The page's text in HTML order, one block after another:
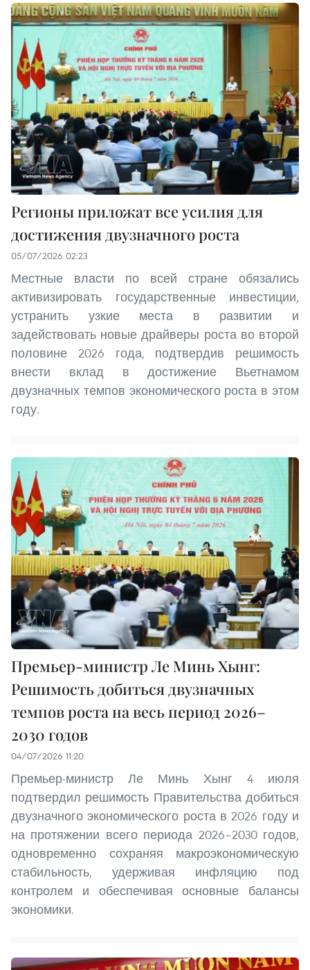
Регионы приложат все усилия для
достижения двузначного роста
05/07/2026 02:23
Местные власти по всей стране обязались
активизировать государственные инвестиции,
устранить узкие места в развитии и
задействовать новые драйверы роста во второй
половине 2026 года, подтвердив решимость
внести вклад в достижение Вьетнамом
двузначных темпов экономического роста в этом
году.
Премьер-министр Ле Минь Хынг:
Решимость добиться двузначных
темпов роста на весь период 2026–
2030 годов
04/07/2026 11:20
Премьер-министр Ле Минь Хынг 4 июля
подтвердил решимость Правительства добиться
двузначного экономического роста в 2026 году и
на протяжении всего периода 2026–2030 годов,
одновременно сохраняя макроэкономическую
стабильность, удерживая инфляцию под
контролем и обеспечивая основные балансы
экономики.